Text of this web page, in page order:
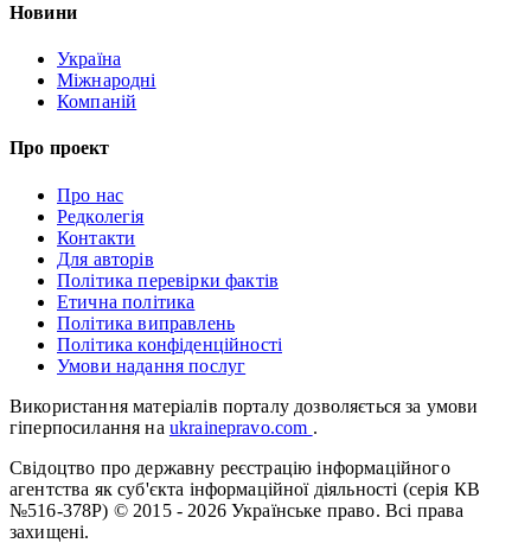
Новини
Україна
Міжнародні
Компаній
Про проект
Про нас
Редколегія
Контакти
Для авторів
Політика перевірки фактів
Етична політика
Політика виправлень
Політика конфіденційності
Умови надання послуг
Використання матеріалів порталу дозволяється за умови
гіперпосилання на ukrainepravo.com .
Свідоцтво про державну реєстрацію інформаційного
агентства як суб'єкта інформаційної діяльності (серія КВ
№516-378Р) © 2015 - 2026 Українське право. Всі права
захищені.